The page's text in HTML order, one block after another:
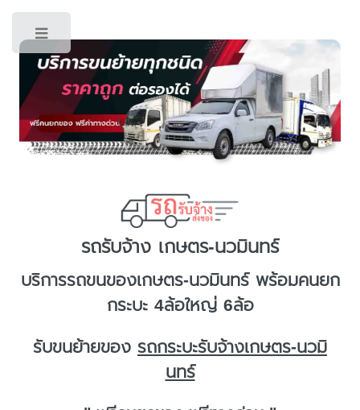
รถรับจ้าง เกษตร-นวมินทร์
บริการรถขนของเกษตร-นวมินทร์พร้อมคนยก
กระบะ 4ล้อใหญ่ 6ล้อ
รับขนย้ายของ รถกระบะรับจ้างเกษตร-นวมิ
นทร์
Toggle